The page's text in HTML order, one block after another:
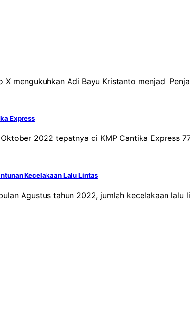
mengukuhkan Adi Bayu Kristanto menjadi
Express
2022 tepatnya di KMP Cantika Express
Kecelakaan Lalu Lintas
Agustus tahun 2022, jumlah kecelakaan lalu